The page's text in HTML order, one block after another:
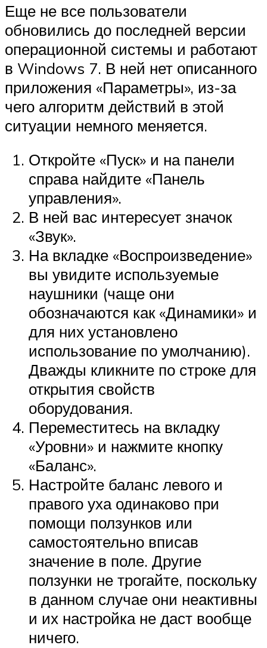
Еще не все пользователи
обновились до последней версии
операционной системы и работают
в Windows 7. В ней нет описанного
приложения «Параметры», из-за
чего алгоритм действий в этой
ситуации немного меняется.
Откройте «Пуск» и на панели
справа найдите «Панель
управления».
В ней вас интересует значок
«Звук».
На вкладке «Воспроизведение»
вы увидите используемые
наушники (чаще они
обозначаются как «Динамики» и
для них установлено
использование по умолчанию).
Дважды кликните по строке для
открытия свойств
оборудования.
Переместитесь на вкладку
«Уровни» и нажмите кнопку
«Баланс».
Настройте баланс левого и
правого уха одинаково при
помощи ползунков или
самостоятельно вписав
значение в поле. Другие
ползунки не трогайте, поскольку
в данном случае они неактивны
и их настройка не даст вообще
ничего.